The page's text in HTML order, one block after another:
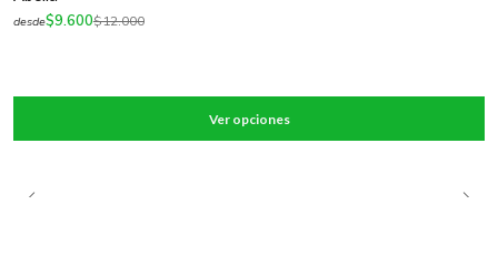
desde$9.600$12.000
Ver opciones